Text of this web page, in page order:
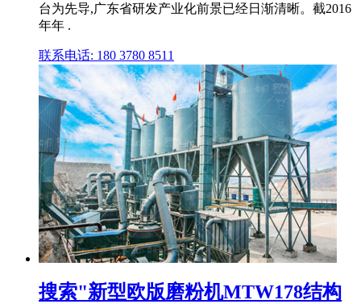
台为先导,广东省研发产业化前景已经日渐清晰。截2016
年年 .
联系电话: 180 3780 8511
搜索"新型欧版磨粉机MTW178结构